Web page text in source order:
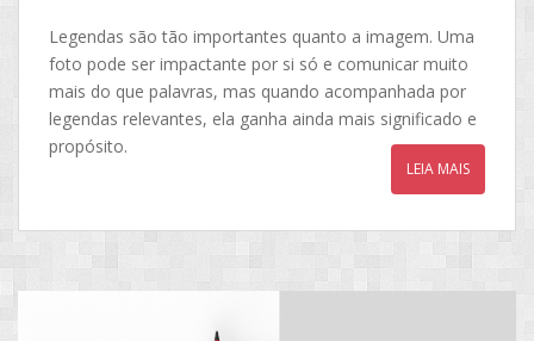
Legendas são tão importantes quanto a imagem. Uma
foto pode ser impactante por si só e comunicar muito
mais do que palavras, mas quando acompanhada por
legendas relevantes, ela ganha ainda mais significado e
propósito.
LEIA MAIS